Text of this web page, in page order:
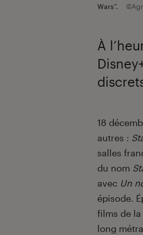
Wars”.
À
18
autres :
salles
du nom
avec Un
épisode.
films de
long